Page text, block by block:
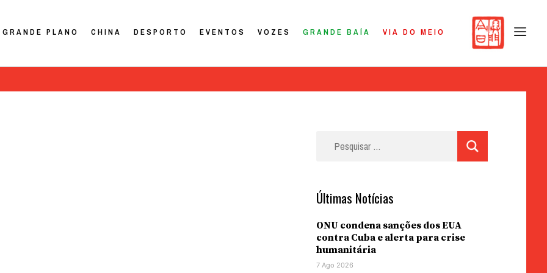
GRANDE PLANO CHINA DESPORTO EVENTOS VOZES GRANDE BAÍA VIA DO MEIO
Últimas Notícias
ONU condena sanções dos EUA
contra Cuba e alerta para crise
humanitária
7 Ago 2026